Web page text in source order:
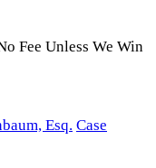
Fee Unless We Win
Esq. Case